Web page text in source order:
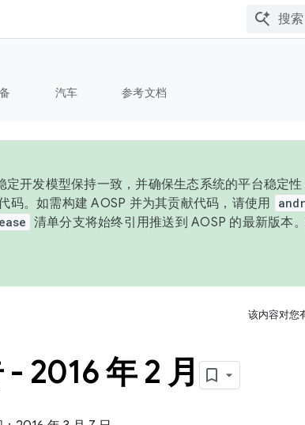
汽车 参考文档
开发模型保持一致，并确保生态系统的平台稳定
码。如需构建 AOSP 并为其贡献代码，请使用
清单分支将始终引用推送到 AOSP 的最新版本
该内容对您
2016 年 2 月